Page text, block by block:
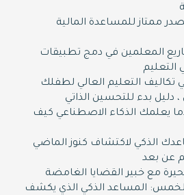
ممتاز للمساعدة المالية
المعلمين في دمج تطبيقات
التعليم
تكاليف التعليم العالي لطفلك
، دليل بدء للتحسين الذاتي
يعلمك الذكاء الاصطناعي كيف
الذكي لاكتشاف كنوز الماضي
عن بعد
مع خبير القضايا الغامضة
الخمس: المساعد الذكي الذي يكشف